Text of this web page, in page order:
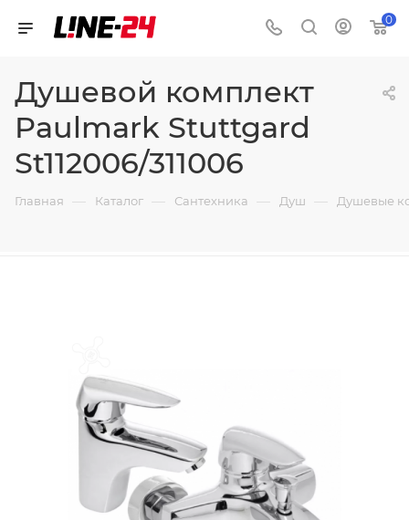
0
Душевой комплект
Paulmark Stuttgard
St112006/311006
Главная — Каталог — Сантехника — Душ — Душевые